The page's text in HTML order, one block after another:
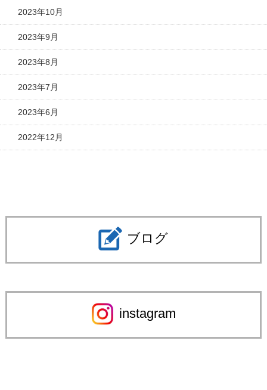
2023年10月
2023年9月
2023年8月
2023年7月
2023年6月
2022年12月
ブログ
instagram